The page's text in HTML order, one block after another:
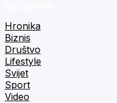
Hronika
Biznis
Društvo
Lifestyle
Svijet
Sport
Video